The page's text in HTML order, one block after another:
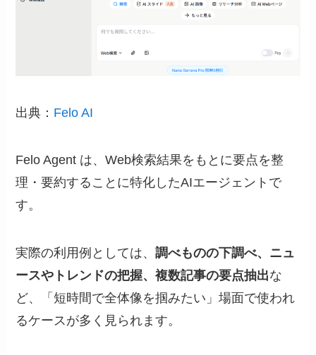
出典： Felo AI
Felo Agent は、Web検索結果をもとに要点を整
理・要約することに特化したAIエージェントで
す。
実際の利用例としては、調べものの下調べ、ニュ
ースやトレンドの把握、複数記事の要点抽出な
ど、「短時間で全体像を掴みたい」場面で使われ
るケースが多く見られます。